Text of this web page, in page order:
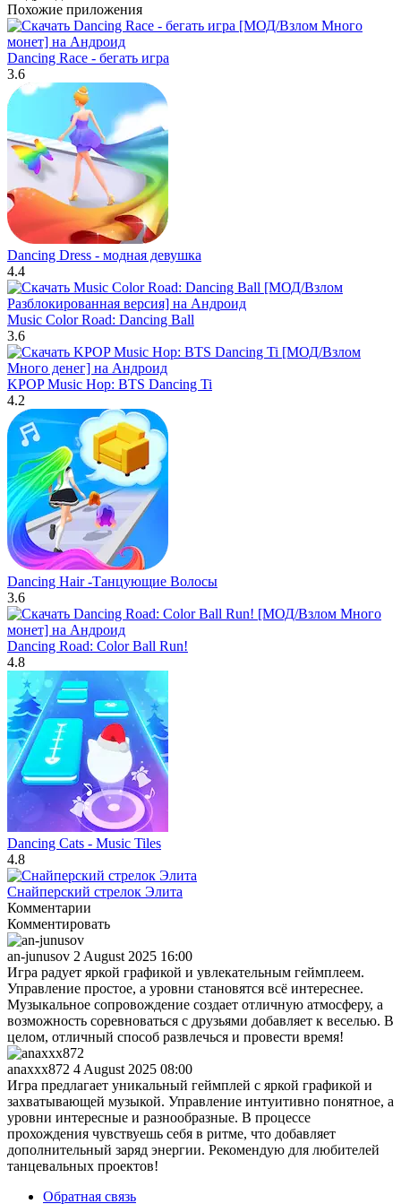
Похожие приложения
Dancing Race - бегать игра
3.6
Dancing Dress - модная девушка
4.4
Music Color Road: Dancing Ball
3.6
KPOP Music Hop: BTS Dancing Ti
4.2
Dancing Hair -Танцующие Волосы
3.6
Dancing Road: Color Ball Run!
4.8
Dancing Cats - Music Tiles
4.8
Снайперский стрелок Элита
Комментарии
Комментировать
an-junusov 2 August 2025 16:00
Игра радует яркой графикой и увлекательным геймплеем.
Управление простое, а уровни становятся всё интереснее.
Музыкальное сопровождение создает отличную атмосферу, а
возможность соревноваться с друзьями добавляет к веселью. В
целом, отличный способ развлечься и провести время!
anaxxx872 4 August 2025 08:00
Игра предлагает уникальный геймплей с яркой графикой и
захватывающей музыкой. Управление интуитивно понятное, а
уровни интересные и разнообразные. В процессе
прохождения чувствуешь себя в ритме, что добавляет
дополнительный заряд энергии. Рекомендую для любителей
танцевальных проектов!
Обратная связь